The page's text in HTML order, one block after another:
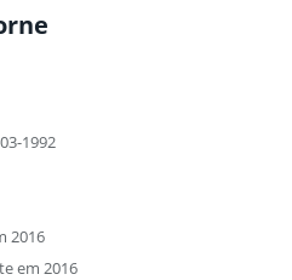
1992
2016
em 2016